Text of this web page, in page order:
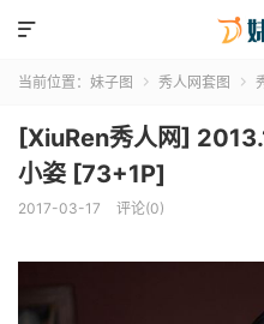

当前位置： 妹子图  秀人网套图 
[XiuRen秀人网]
小姿 [73+1P]
2017-03-17 评论(0)